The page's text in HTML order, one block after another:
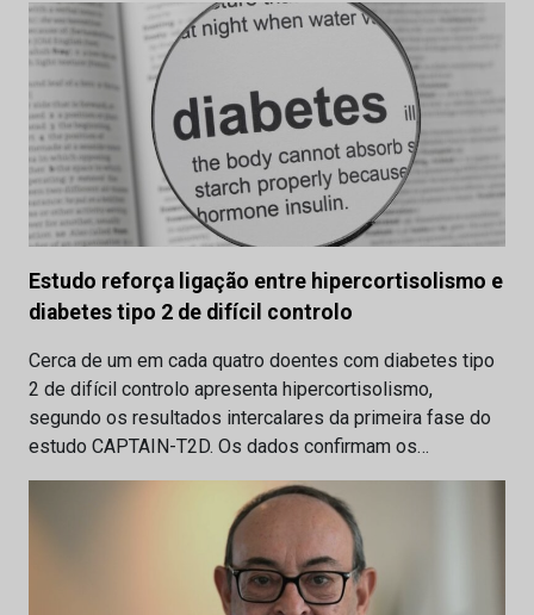
Estudo reforça ligação entre hipercortisolismo e
diabetes tipo 2 de difícil controlo
Cerca de um em cada quatro doentes com diabetes tipo
2 de difícil controlo apresenta hipercortisolismo,
segundo os resultados intercalares da primeira fase do
estudo CAPTAIN-T2D. Os dados confirmam os…